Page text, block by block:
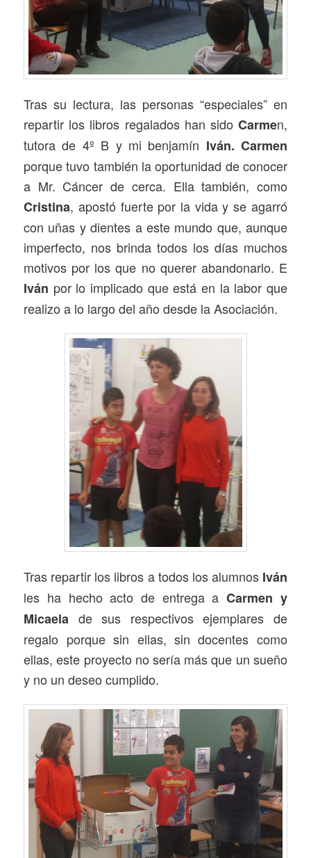
Tras su lectura, las personas “especiales” en
repartir los libros regalados han sido Carmen,
tutora de 4º B y mi benjamín Iván. Carmen
porque tuvo también la oportunidad de conocer
a Mr. Cáncer de cerca. Ella también, como
Cristina, apostó fuerte por la vida y se agarró
con uñas y dientes a este mundo que, aunque
imperfecto, nos brinda todos los días muchos
motivos por los que no querer abandonarlo. E
Iván por lo implicado que está en la labor que
realizo a lo largo del año desde la Asociación.
Tras repartir los libros a todos los alumnos Iván
les ha hecho acto de entrega aCarmen y
Micaela de sus respectivos ejemplares de
regalo porque sin ellas, sin docentes como
ellas, este proyecto no sería más que un sueño
y no un deseo cumplido.